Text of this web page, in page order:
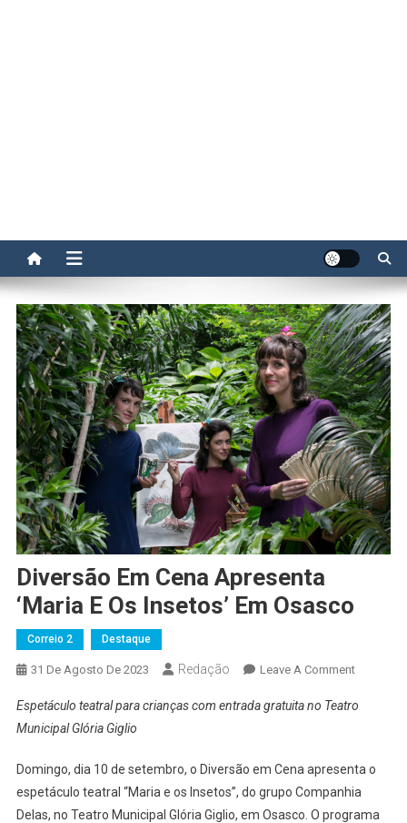
Diversão Em Cena Apresenta
‘Maria E Os Insetos’ Em Osasco
Correio 2 Destaque
31 De Agosto De 2023 Redação Leave A CommentOn
Em
‘Maria
E
Os
Espetáculo teatral para crianças com entrada gratuita no Teatro
Municipal Glória Giglio
Domingo, dia 10 de setembro, o Diversão em Cena apresenta o
espetáculo teatral “Maria e os Insetos”, do grupo Companhia
Delas, no Teatro Municipal Glória Giglio, em Osasco. O programa